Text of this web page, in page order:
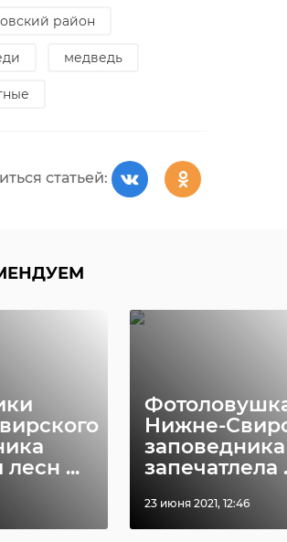
район
медведь
статьей:
лесн ...
Нижне-
заповедника
запечатлела
23 июня 2021, 12:46